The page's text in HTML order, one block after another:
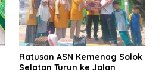
Ratusan ASN Kemenag Solok
Selatan Turun ke Jalan